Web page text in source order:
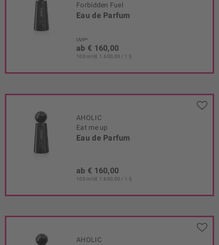
Forbidden Fuel
Eau de Parfum
UVP*
ab € 160,00
100 ml (€ 1.600,00 / 1 l)
AHOLIC
Eat me up
Eau de Parfum
ab € 160,00
100 ml (€ 1.600,00 / 1 l)
AHOLIC